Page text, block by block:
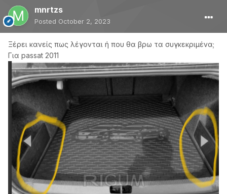
mnrtzs
Posted October 2, 2023
Ξέρει κανείς πως λέγονται ή που θα βρω τα συγκεκριμένα;
Για passat 2011